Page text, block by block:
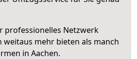
professionelles Netzwerk
weitaus mehr bieten als manch
in Aachen.